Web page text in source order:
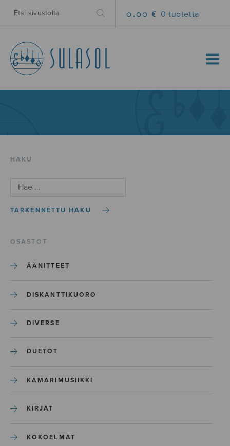
0.00 € 0 tuotetta
MENU
HAKU
TARKENNETTU HAKU
OSASTOT
ÄÄNITTEET
DISKANTTIKUORO
DIVERSE
DUETOT
KAMARIMUSIIKKI
KIRJAT
KOKOELMAT